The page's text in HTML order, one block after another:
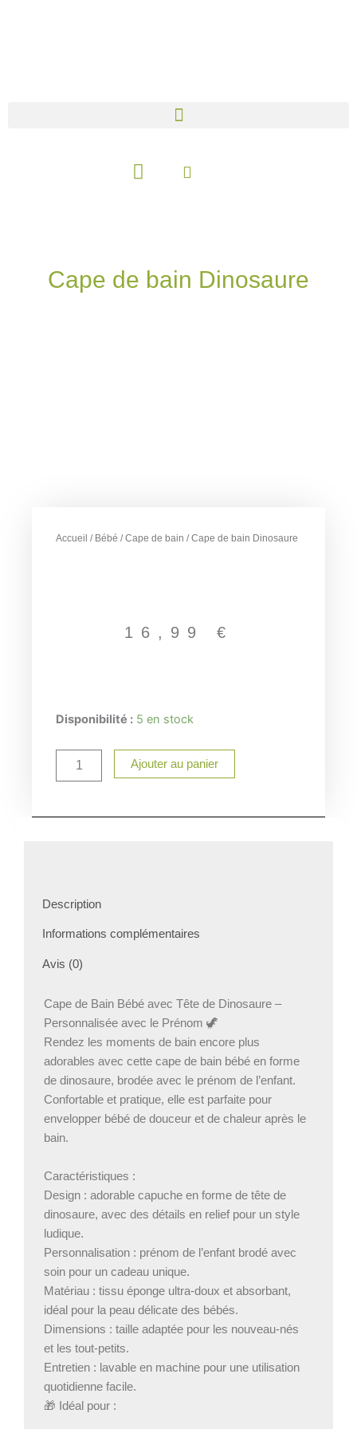
Panier
Cape de bain Dinosaure
Accueil / Bébé /Cape de bain / Cape de bain Dinosaure
16,99 €
Disponibilité : 5 en stock
quantité
Cape
bain
Ajouter au panier
Description
Informations complémentaires
Avis (0)
Cape de Bain Bébé avec Tête de Dinosaure –
Personnalisée avec le Prénom 🦖
Rendez les moments de bain encore plus
adorables avec cette cape de bain bébé en forme
de dinosaure, brodée avec le prénom de l’enfant.
Confortable et pratique, elle est parfaite pour
envelopper bébé de douceur et de chaleur après le
bain.
Caractéristiques :
Design : adorable capuche en forme de tête de
dinosaure, avec des détails en relief pour un style
ludique.
Personnalisation : prénom de l’enfant brodé avec
soin pour un cadeau unique.
Matériau : tissu éponge ultra-doux et absorbant,
idéal pour la peau délicate des bébés.
Dimensions : taille adaptée pour les nouveau-nés
et les tout-petits.
Entretien : lavable en machine pour une utilisation
quotidienne facile.
🎁 Idéal pour :